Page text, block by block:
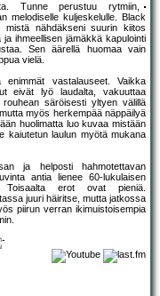
Tunne perustuu rytmiin,
melodiselle kuljeskelulle. Black
mistä nähdäkseni suurin kiitos
ja ihmeellisen jämäkkä kapulointi
Sen äärellä huomaa vain
vielä.
enimmät vastalauseet. Vaikka
eivät lyö laudalta, vakuuttaa
säröisesti yltyen välillä
myös herkempää näppäilyä
huolimatta luo kuvaa mistään
kaiutetun laulun myötä mukana
ja helposti hahmotettavan
antia lienee 60-lukulaisen
erot ovat pieniä.
juuri häiritse, mutta jatkossa
piirun verran ikimuistoisempia